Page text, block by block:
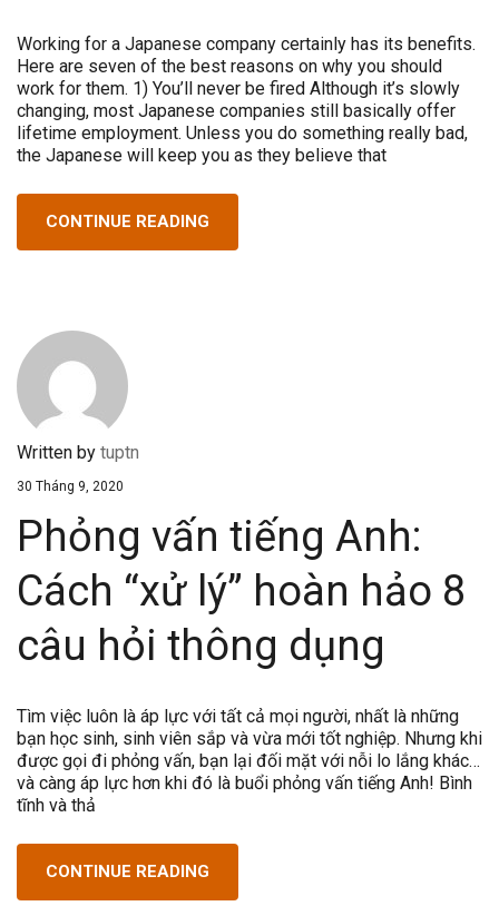
Working for a Japanese company certainly has its benefits.
Here are seven of the best reasons on why you should
work for them. 1) You’ll never be fired Although it’s slowly
changing, most Japanese companies still basically offer
lifetime employment. Unless you do something really bad,
the Japanese will keep you as they believe that
CONTINUE READING
Written by tuptn
30 Tháng 9, 2020
Phỏng vấn tiếng Anh:
Cách “xử lý” hoàn hảo 8
câu hỏi thông dụng
Tìm việc luôn là áp lực với tất cả mọi người, nhất là những
bạn học sinh, sinh viên sắp và vừa mới tốt nghiệp. Nhưng khi
được gọi đi phỏng vấn, bạn lại đối mặt với nỗi lo lắng khác…
và càng áp lực hơn khi đó là buổi phỏng vấn tiếng Anh! Bình
tĩnh và thả
CONTINUE READING